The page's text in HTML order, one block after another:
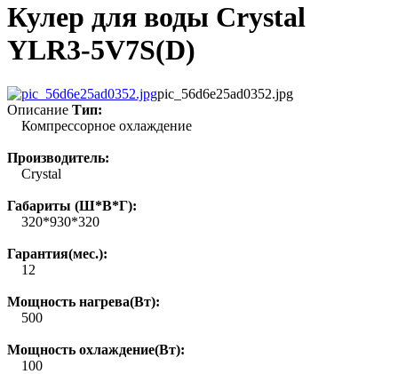
Кулер для воды Crystal
YLR3-5V7S(D)
pic_56d6e25ad0352.jpg
Описание Тип:
Компрессорное охлаждение
Производитель:
Crystal
Габариты (Ш*В*Г):
320*930*320
Гарантия(мес.):
12
Мощность нагрева(Вт):
500
Мощность охлаждение(Вт):
100